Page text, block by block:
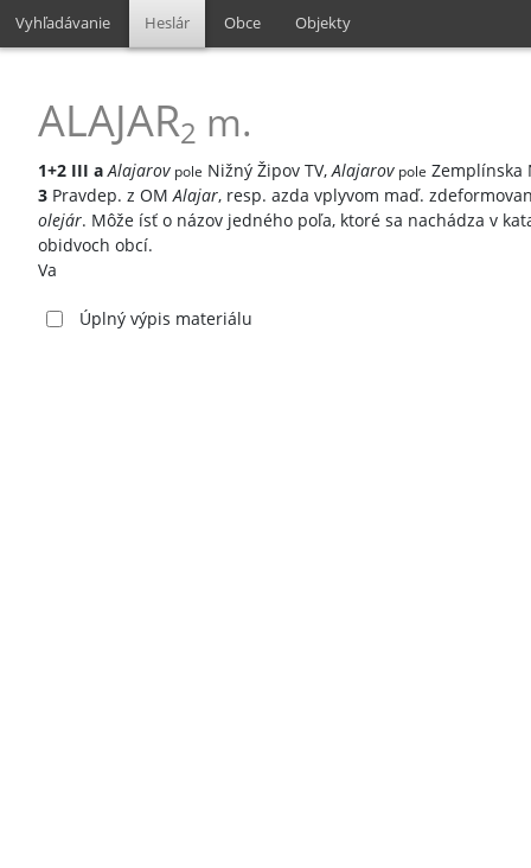
Vyhľadávanie Heslár Obce Objekty
ALAJAR2 m.
1+2 III a Alajarov pole Nižný Žipov TV,Alajarov pole Zemplínska
3 Pravdep. z OMAlajar, resp. azda vplyvom maď.
olejár. Môže ísť o názov jedného poľa, ktoré sa nachádza v
obidvoch obcí.
Va
Úplný výpis materiálu